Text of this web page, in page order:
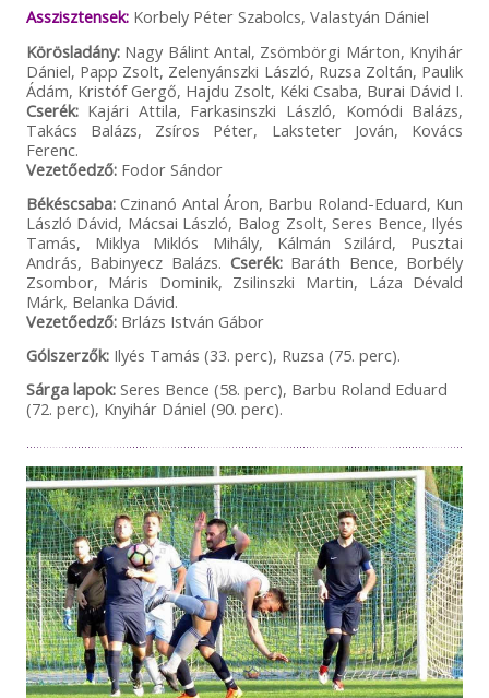
Asszisztensek: Korbely Péter Szabolcs, Valastyán Dániel
Körösladány:Nagy Bálint Antal, Zsömbörgi Márton, Knyihár
Dániel, Papp Zsolt, Zelenyánszki László, Ruzsa Zoltán, Paulik
Ádám, Kristóf Gergő, Hajdu Zsolt, Kéki Csaba, Burai Dávid I.
Cserék:Kajári Attila, Farkasinszki László, Komódi Balázs,
Takács Balázs, Zsíros Péter, Laksteter Jován, Kovács
Ferenc.
Vezetőedző:Fodor Sándor
Békéscsaba:Czinanó Antal Áron, Barbu Roland-Eduard, Kun
László Dávid, Mácsai László, Balog Zsolt, Seres Bence, Ilyés
Tamás, Miklya Miklós Mihály, Kálmán Szilárd, Pusztai
András, Babinyecz Balázs. Cserék:Baráth Bence, Borbély
Zsombor, Máris Dominik, Zsilinszki Martin, Láza Dévald
Márk, Belanka Dávid.
Vezetőedző:Brlázs István Gábor
Gólszerzők:Ilyés Tamás (33. perc), Ruzsa (75. perc).
Sárga lapok:Seres Bence (58. perc), Barbu Roland Eduard
(72. perc), Knyihár Dániel (90. perc).